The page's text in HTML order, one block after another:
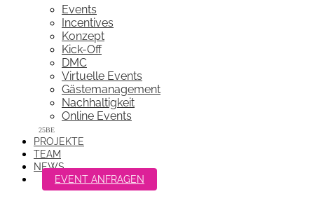
Events
Incentives
Konzept
Kick-Off
DMC
Virtuelle Events
Gästemanagement
Nachhaltigkeit
Online Events
PROJEKTE
TEAM
NEWS
EVENT ANFRAGEN